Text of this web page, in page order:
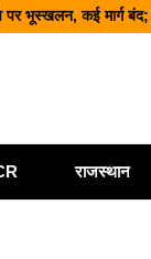
पर भूस्खलन, कई मार्ग
खोलने पर केंद्र
तक ₹10 और ₹20 के
की तैयारी शुरू,
राजस्थान